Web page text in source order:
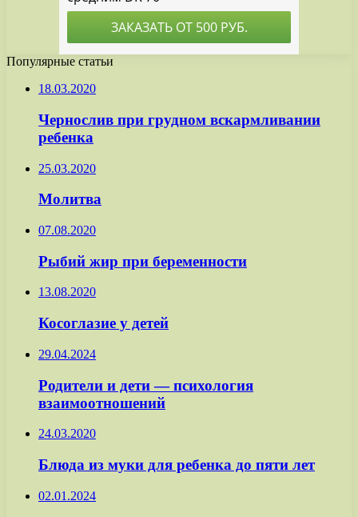
Популярные статьи
18.03.2020
Чернослив при грудном вскармливании
ребенка
25.03.2020
Молитва
07.08.2020
Рыбий жир при беременности
13.08.2020
Косоглазие у детей
29.04.2024
Родители и дети — психология
взаимоотношений
24.03.2020
Блюда из муки для ребенка до пяти лет
02.01.2024